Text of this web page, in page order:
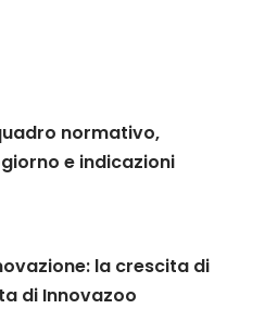
normativo,
e indicazioni
la crescita di
di Innovazoo